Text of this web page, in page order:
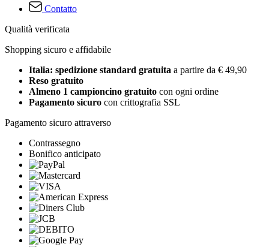
Contatto
Qualità verificata
Shopping sicuro e affidabile
Italia: spedizione standard gratuita a partire da € 49,90
Reso gratuito
Almeno 1 campioncino gratuito con ogni ordine
Pagamento sicuro con crittografia SSL
Pagamento sicuro attraverso
Contrassegno
Bonifico anticipato